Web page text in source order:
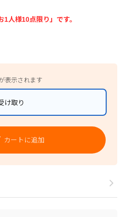
人様10点限り」です。
表示されます
け取り
カートに追加